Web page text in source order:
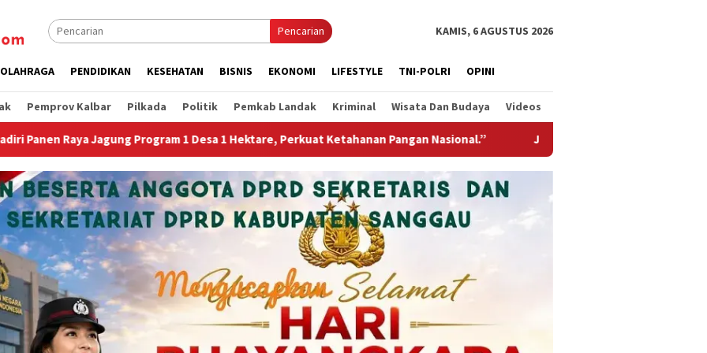
Pencarian KAMIS, 6 AGUSTUS 2026
OLAHRAGA PENDIDIKAN KESEHATAN BISNIS EKONOMI LIFESTYLE TNI-POLRI OPINI
Pemprov Kalbar Pilkada Politik Pemkab Landak Kriminal Wisata Dan Budaya Videos
Perkuat Ketahanan Pangan Nasional.” Jembatan Gantung Garuda Hadir Untuk Negeri, Wujud Kepedulian TNI